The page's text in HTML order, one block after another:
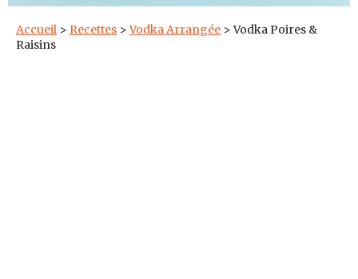
Accueil > Recettes >Vodka Arrangée >Vodka Poires &
Raisins